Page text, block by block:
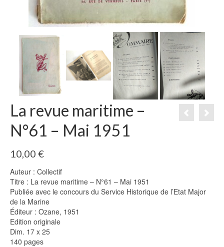
La revue maritime –
N°61 – Mai 1951
10,00 €
Auteur : Collectif
Titre : La revue maritime – N°61 – Mai 1951
Publiée avec le concours du Service Historique de l’Etat Major
de la Marine
Éditeur : Ozane, 1951
Edition originale
Dim. 17 x 25
140 pages